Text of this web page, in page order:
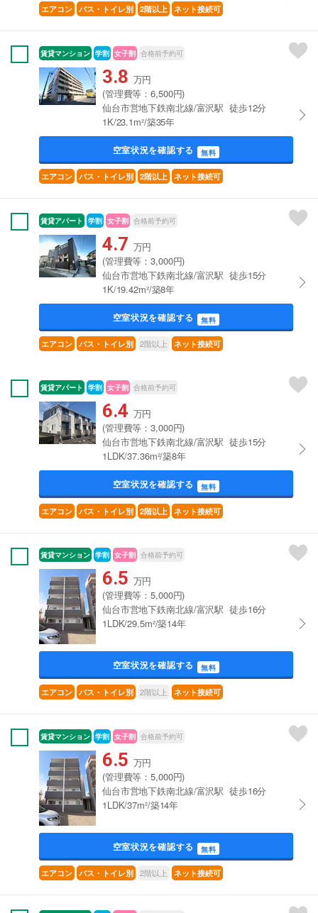
エアコン バス・トイレ別 2階以上 ネット接続可
賃貸マンション 学割 女子割 合格前予約可
3.8 万円
(管理費等：6,500円)
仙台市営地下鉄南北線/富沢駅 徒歩12分
1K/23.1m²/築35年
空室状況を確認する 無料
エアコン バス・トイレ別 2階以上 ネット接続可
賃貸アパート 学割 女子割 合格前予約可
4.7 万円
(管理費等：3,000円)
仙台市営地下鉄南北線/富沢駅 徒歩15分
1K/19.42m²/築8年
空室状況を確認する 無料
エアコン バス・トイレ別 2階以上 ネット接続可
賃貸アパート 学割 女子割 合格前予約可
6.4 万円
(管理費等：3,000円)
仙台市営地下鉄南北線/富沢駅 徒歩15分
1LDK/37.36m²/築8年
空室状況を確認する 無料
エアコン バス・トイレ別 2階以上 ネット接続可
賃貸マンション 学割 女子割 合格前予約可
6.5 万円
(管理費等：5,000円)
仙台市営地下鉄南北線/富沢駅 徒歩16分
1LDK/29.5m²/築14年
空室状況を確認する 無料
エアコン バス・トイレ別 2階以上 ネット接続可
賃貸マンション 学割 女子割 合格前予約可
6.5 万円
(管理費等：5,000円)
仙台市営地下鉄南北線/富沢駅 徒歩16分
1LDK/37m²/築14年
空室状況を確認する 無料
エアコン バス・トイレ別 2階以上 ネット接続可